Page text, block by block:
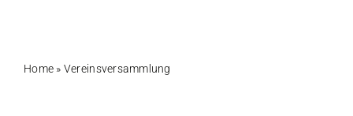
Home » Vereinsversammlung